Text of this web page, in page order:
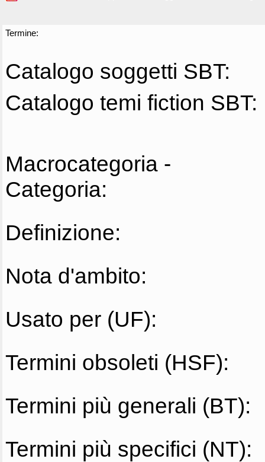
Termine:
Catalogo soggetti SBT:
Catalogo temi fiction SBT:
Macrocategoria -
Categoria:
Definizione:
Nota d'ambito:
Usato per (UF):
Termini obsoleti (HSF):
Termini più generali (BT):
Termini più specifici (NT):